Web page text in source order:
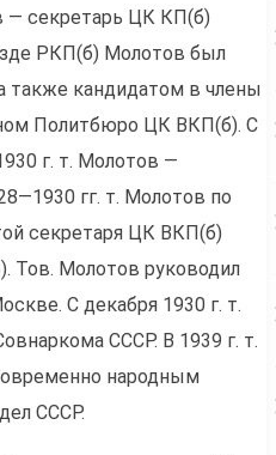
— секретарь ЦК КП(б)
РКП(б) Молотов был
также кандидатом в члены
Политбюро ЦК ВКП(б). С
г. т. Молотов —
гг. т. Молотов по
секретаря ЦК ВКП(б)
Тов. Молотов руководил
С декабря 1930 г. т.
СССР. В 1939 г. т.
народным
СССР.